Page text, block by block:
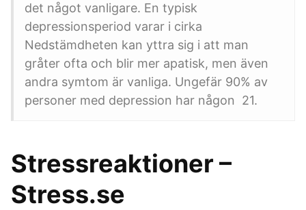
det något vanligare. En typisk
depressionsperiod varar i cirka
Nedstämdheten kan yttra sig i att man
gråter ofta och blir mer apatisk, men även
andra symtom är vanliga. Ungefär 90% av
personer med depression har någon 21.
Stressreaktioner –
Stress.se